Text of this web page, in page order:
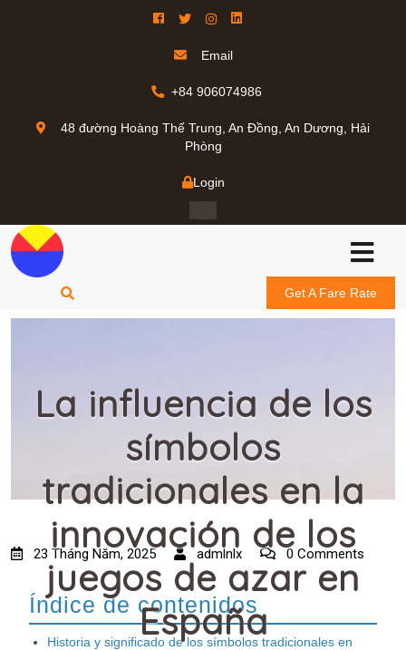
Email
+84 906074986
48 đường Hoàng Thế Trung, An Đồng, An Dương, Hải
Phòng
Login
Get A Fare Rate
La influencia de los
símbolos
tradicionales en la
innovación de los
juegos de azar en
España
23 Tháng Năm, 2025 admlnlx 0 Comments
Índice de contenidos
Historia y significado de los símbolos tradicionales en